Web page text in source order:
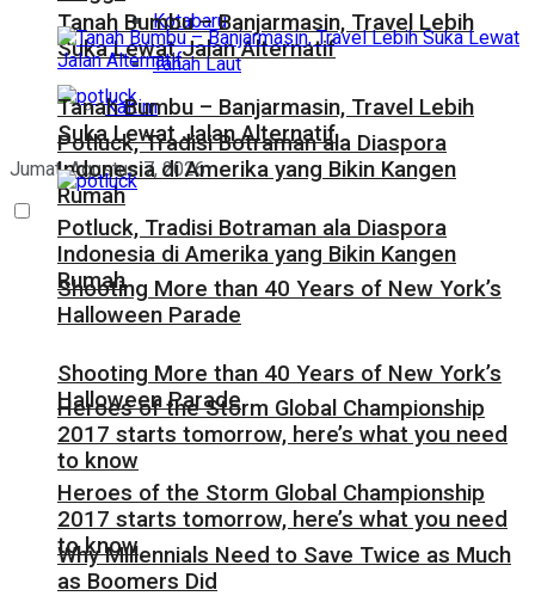
Kotabaru
Tanah Laut
Kaltim
Jumat, Agustus 7, 2026
Tanah Bumbu – Banjarmasin, Travel Lebih
Suka Lewat Jalan Alternatif
Potluck, Tradisi Botraman ala Diaspora
Indonesia di Amerika yang Bikin Kangen
Rumah
Shooting More than 40 Years of New York’s
Halloween Parade
Heroes of the Storm Global Championship
2017 starts tomorrow, here’s what you need
to know
Why Millennials Need to Save Twice as Much
as Boomers Did
Tanah Bumbu – Banjarmasin, Travel Lebih
Suka Lewat Jalan Alternatif
Potluck, Tradisi Botraman ala Diaspora
Indonesia di Amerika yang Bikin Kangen
Rumah
Shooting More than 40 Years of New York’s
Halloween Parade
Heroes of the Storm Global Championship
2017 starts tomorrow, here’s what you need
to know